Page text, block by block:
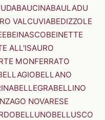
BAUCINABAULADU
VALCUVIABEDIZZOLE
BEINASCOBEINETTE
ALL'ISAURO
MONFERRATO
BELLANO
BELLEGRABELLINO
NOVARESE
BELLUNOBELLUSCO